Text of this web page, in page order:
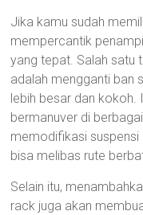
Jika kamu sudah
mempercantik
yang tepat. Salah satu
adalah mengganti ban
lebih besar dan kokoh.
bermanuver di
memodifikasi suspensi
bisa melibas rute
Selain itu,
rack juga akan